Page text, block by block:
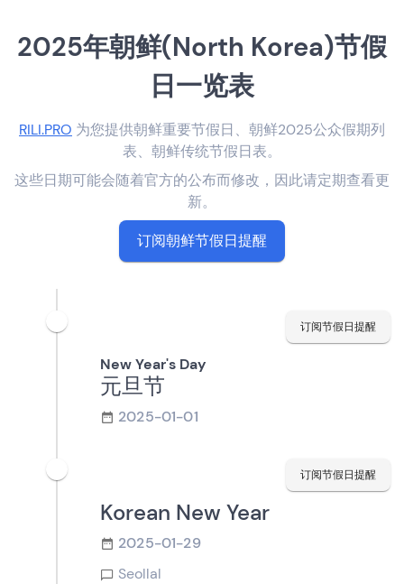
2025年朝鲜(North Korea)节假
日一览表
RILI.PRO 为您提供朝鲜重要节假日、朝鲜2025公众假期列
表、朝鲜传统节假日表。
这些日期可能会随着官方的公布而修改，因此请定期查看更
新。
订阅朝鲜节假日提醒
订阅节假日提醒
New Year's Day
元旦节
2025-01-01
订阅节假日提醒
Korean New Year
2025-01-29
Seollal